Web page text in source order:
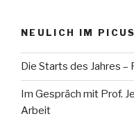
NEULICH IM
Die Starts des Jahres
Im Gespräch mit Prof.
Arbeit